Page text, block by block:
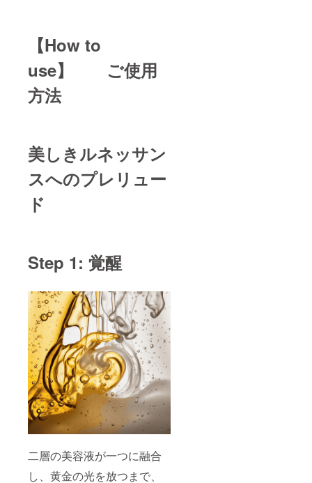
【How to
use】 ご使用
方法
美しきルネッサン
スへのプレリュー
ド
Step 1: 覚醒
二層の美容液が一つに融合
し、黄金の光を放つまで、